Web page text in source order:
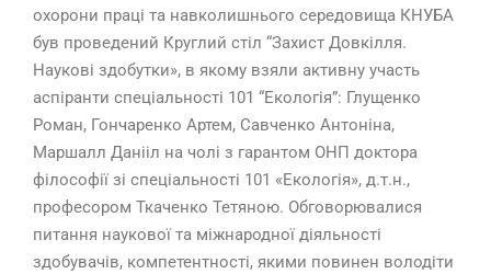
охорони праці та навколишнього середовища КНУБА
був проведений Круглий стіл “Захист Довкілля.
Наукові здобутки», в якому взяли активну участь
аспіранти спеціальності 101 “Екологія”: Глущенко
Роман, Гончаренко Артем, Савченко Антоніна,
Маршалл Данііл на чолі з гарантом ОНП доктора
філософії зі спеціальності 101 «Екологія», д.т.н.,
професором Ткаченко Тетяною. Обговорювалися
питання наукової та міжнародної діяльності
здобувачів, компетентності, якими повинен володіти